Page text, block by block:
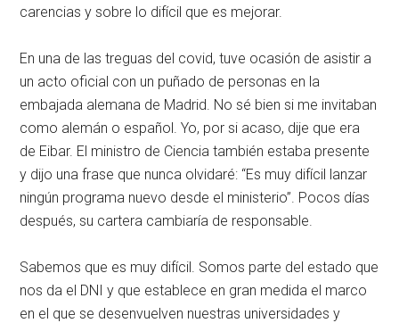
carencias y sobre lo difícil que es mejorar.
En una de las treguas del covid, tuve ocasión de asistir a
un acto oficial con un puñado de personas en la
embajada alemana de Madrid. No sé bien si me invitaban
como alemán o español. Yo, por si acaso, dije que era
de Eibar. El ministro de Ciencia también estaba presente
y dijo una frase que nunca olvidaré: “Es muy difícil lanzar
ningún programa nuevo desde el ministerio”. Pocos días
después, su cartera cambiaría de responsable.
Sabemos que es muy difícil. Somos parte del estado que
nos da el DNI y que establece en gran medida el marco
en el que se desenvuelven nuestras universidades y